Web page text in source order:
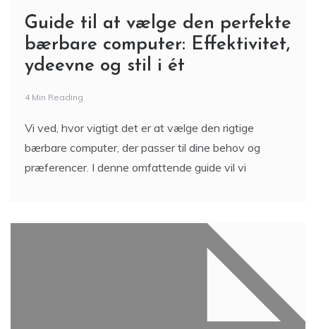
Guide til at vælge den perfekte
bærbare computer: Effektivitet,
ydeevne og stil i ét
4 Min Reading
Vi ved, hvor vigtigt det er at vælge den rigtige
bærbare computer, der passer til dine behov og
præferencer. I denne omfattende guide vil vi